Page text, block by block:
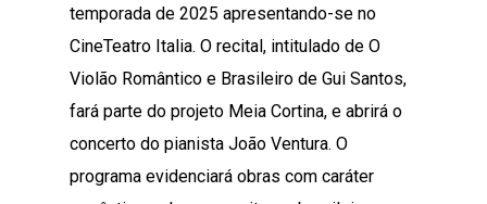
temporada de 2025 apresentando-se no
CineTeatro Italia. O recital, intitulado de O
Violão Romântico e Brasileiro de Gui Santos,
fará parte do projeto Meia Cortina, e abrirá o
concerto do pianista João Ventura. O
programa evidenciará obras com caráter